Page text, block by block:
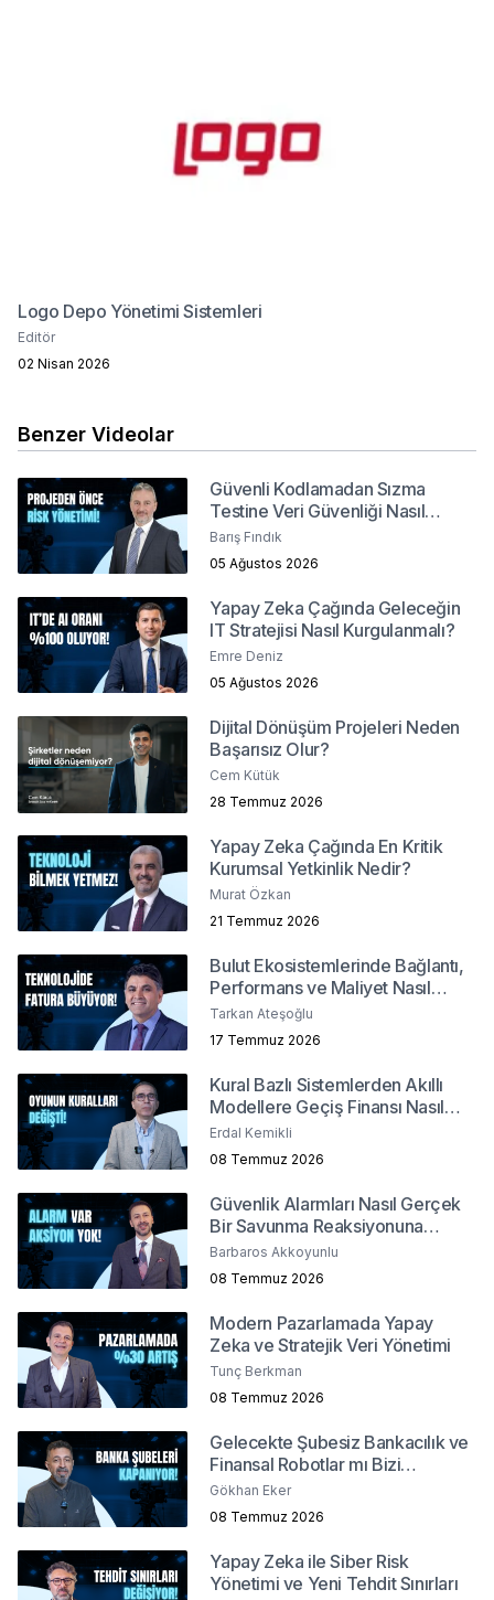
Logo Depo Yönetimi Sistemleri
Editör
02 Nisan 2026
Benzer Videolar
Güvenli Kodlamadan Sızma
Testine Veri Güvenliği Nasıl
Sağlanır?
Barış Fındık
05 Ağustos 2026
Yapay Zeka Çağında Geleceğin
IT Stratejisi Nasıl Kurgulanmalı?
Emre Deniz
05 Ağustos 2026
Dijital Dönüşüm Projeleri Neden
Başarısız Olur?
Cem Kütük
28 Temmuz 2026
Yapay Zeka Çağında En Kritik
Kurumsal Yetkinlik Nedir?
Murat Özkan
21 Temmuz 2026
Bulut Ekosistemlerinde Bağlantı,
Performans ve Maliyet Nasıl
Yönetilir?
Tarkan Ateşoğlu
17 Temmuz 2026
Kural Bazlı Sistemlerden Akıllı
Modellere Geçiş Finansı Nasıl
Değiştirdi?
Erdal Kemikli
08 Temmuz 2026
Güvenlik Alarmları Nasıl Gerçek
Bir Savunma Reaksiyonuna
Dönüşür ?
Barbaros Akkoyunlu
08 Temmuz 2026
Modern Pazarlamada Yapay
Zeka ve Stratejik Veri Yönetimi
Tunç Berkman
08 Temmuz 2026
Gelecekte Şubesiz Bankacılık ve
Finansal Robotlar mı Bizi
Bekliyor?
Gökhan Eker
08 Temmuz 2026
Yapay Zeka ile Siber Risk
Yönetimi ve Yeni Tehdit Sınırları